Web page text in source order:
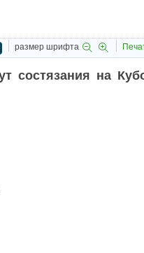
размер шрифта
состязания на